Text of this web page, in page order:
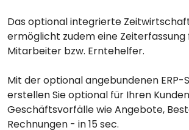
Das optional integrierte
ermöglicht zudem eine Zeiterfassung
Mitarbeiter bzw. Erntehelfer.
Mit der optional angebundenen ERP-
erstellen Sie optional für Ihren
Geschäftsvorfälle wie Angebote,
Rechnungen - in 15 sec.